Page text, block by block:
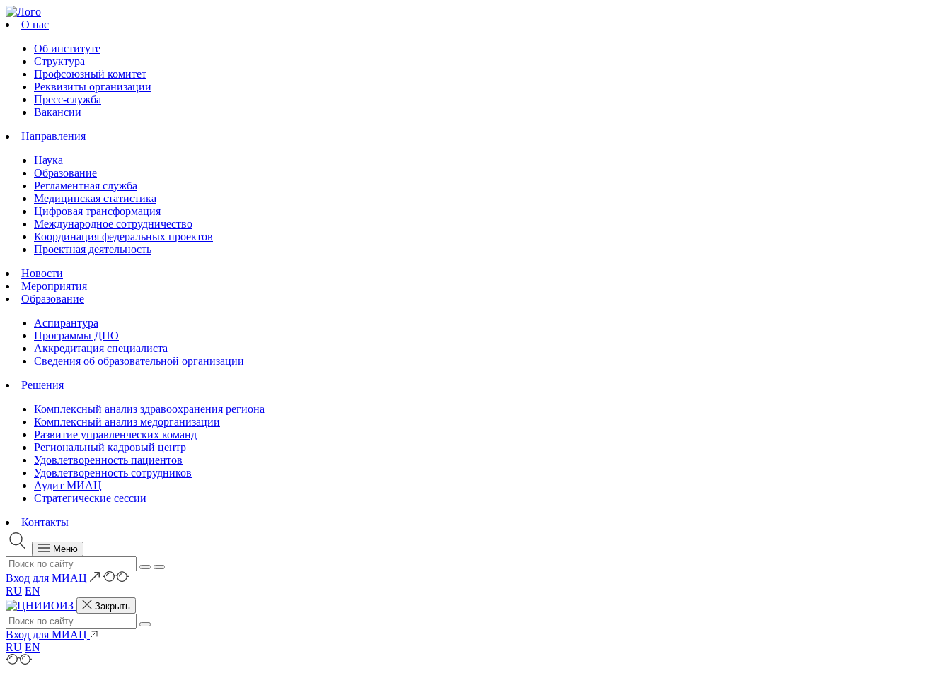
О нас
Об институте
Структура
Профсоюзный комитет
Реквизиты организации
Пресс-служба
Вакансии
Направления
Наука
Образование
Регламентная служба
Медицинская статистика
Цифровая трансформация
Международное сотрудничество
Координация федеральных проектов
Проектная деятельность
Новости
Мероприятия
Образование
Аспирантура
Программы ДПО
Аккредитация специалиста
Сведения об образовательной организации
Решения
Комплексный анализ здравоохранения региона
Комплексный анализ медорганизации
Развитие управленческих команд
Региональный кадровый центр
Удовлетворенность пациентов
Удовлетворенность сотрудников
Аудит МИАЦ
Стратегические сессии
Контакты
Меню
Вход для МИАЦ
RU EN
Закрыть
Вход для МИАЦ
RU EN